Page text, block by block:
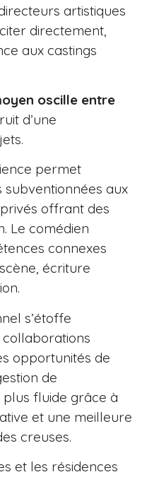
artistiques
directement,
aux castings
oscille entre
d’une
permet
subventionnées aux
offrant des
Le comédien
connexes
écriture
s’étoffe
opportunités de
de
plus fluide grâce à
et une meilleure
creuses.
et les résidences